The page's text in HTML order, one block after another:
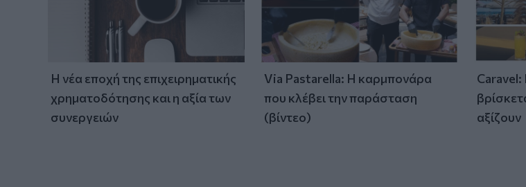
Η νέα εποχή της επιχειρηματικής
χρηματοδότησης και η αξία των
συνεργειών
Via Pastarella: Η καρμπονάρα
που κλέβει την παράσταση
(βίντεο)
Caravel:
αξίζουν